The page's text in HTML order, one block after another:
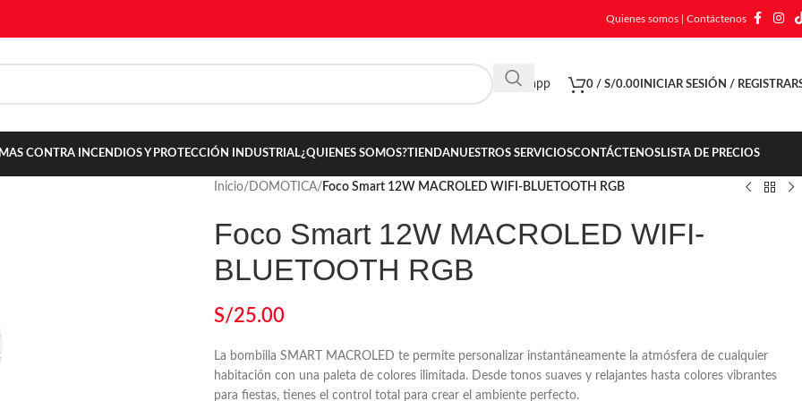
Quienes somos Contáctenos
Whatsapp 0 / S/0.00 INICIAR SESIÓN /
CONTRA INCENDIOS Y PROTECCIÓN INDUSTRIAL¿QUIENES SOMOS?TIENDANUESTROS SERVICIOSCONTÁCTENOSLISTA DE PRECIOS
Inicio/ DOMOTICA/ Foco Smart 12W MACROLED WIFI-BLUETOOTH RGB
Foco Smart 12W MACROLED WIFI-
BLUETOOTH RGB
S/25.00
La bombilla SMART MACROLED te permite personalizar instantáneamente la atmósfera de cualquier
habitación con una paleta de colores ilimitada. Desde tonos suaves y relajantes hasta colores vibrantes
para fiestas, tienes el control total para crear el ambiente perfecto.